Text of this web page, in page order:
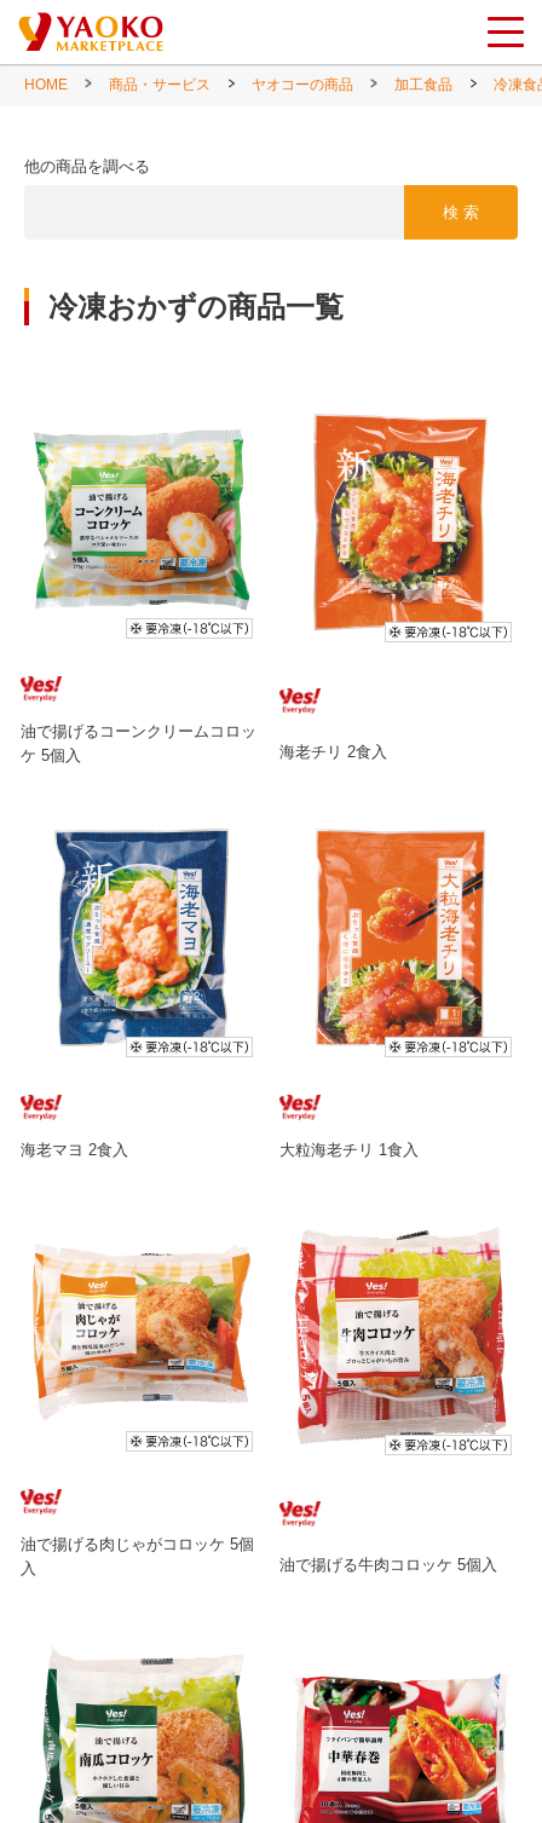
HOME 商品・サービス ヤオコーの商品 加工食品 冷凍食
他の商品を調べる
検 索
冷凍おかずの商品一覧
油で揚げるコーンクリームコロッ
ケ 5個入
海老チリ 2食入
海老マヨ 2食入 大粒海老チリ 1食入
油で揚げる肉じゃがコロッケ 5個
入
油で揚げる牛肉コロッケ 5個入